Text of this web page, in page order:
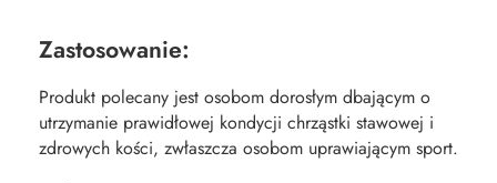
Zastosowanie:
Produkt polecany jest osobom dorosłym dbającym o
utrzymanie prawidłowej kondycji chrząstki stawowej i
zdrowych kości, zwłaszcza osobom uprawiającym sport.